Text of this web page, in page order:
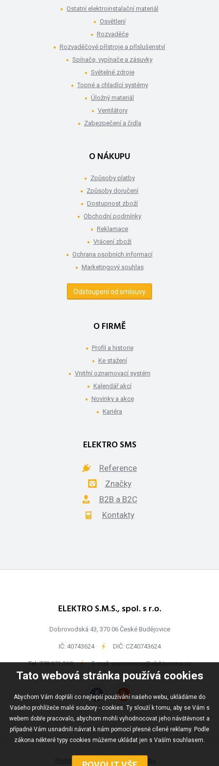
Tato webová stránka používá cookies
Abychom Vám dopřáli co nejlepší používání našeho webu, ukládáme do
Vašeho prohlížeče malé soubory - cookies. Ty slouží k tomu, aby se Vám s
webem dobře pracovalo, abychom mohli vyhodnocovat jeho návštěvnost a
případně Vám usnadnili návrat k nám pomocí přesně cílené reklamy. Podle
zákona některé typy cookies můžeme ukládat jen s Vaším souhlasem.
Ostatní elektroinstalační materiál
Osvětlení
Rozvaděče
Rozvaděčové přístroje a příslušenství
Spínače, vypínače a zásuvky
Světelné zdroje
Topné a chladící systémy
Úložný materiál
Ventilátory
Zabezpečení a čidla
O NÁKUPU
Způsoby platby
Způsoby doručení
Dostupnost zboží
Obchodní podmínky
Reklamace
Vrácení zboží
Ochrana osobních informací
Marketingový souhlas
Odstoupení od smlouvy
O FIRMĚ
Profil a historie
Ke stažení
Vnitřní oznamovací systém
Kalendář akcí
Novinky a akce
Kariéra
ELEKTRO SMS
Reference
Značky
B2B a B2C
Kontakty
ELEKTRO S.M.S., spol. s r.o.
Dobrovodská 43, 370 06 České Budějovice
IČ: 40743624 - DIČ: CZ40743624
Tel:778 971 369 - E-mail:ecommerce@elektrosms.cz
Podmínky užívání Mapa webu